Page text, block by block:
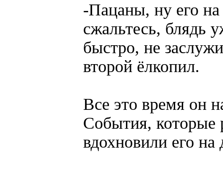
-Пацаны, ну его на
сжальтесь, блядь
быстро, не
второй ёлкопил.
Все это время он
События, которые
вдохновили его на